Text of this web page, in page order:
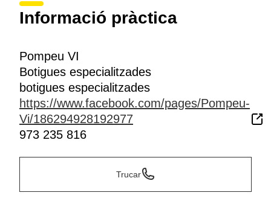
Informació pràctica
Pompeu VI
Botigues especialitzades
botigues especialitzades
https://www.facebook.com/pages/Pompeu-
Vi/186294928192977
973 235 816
Trucar